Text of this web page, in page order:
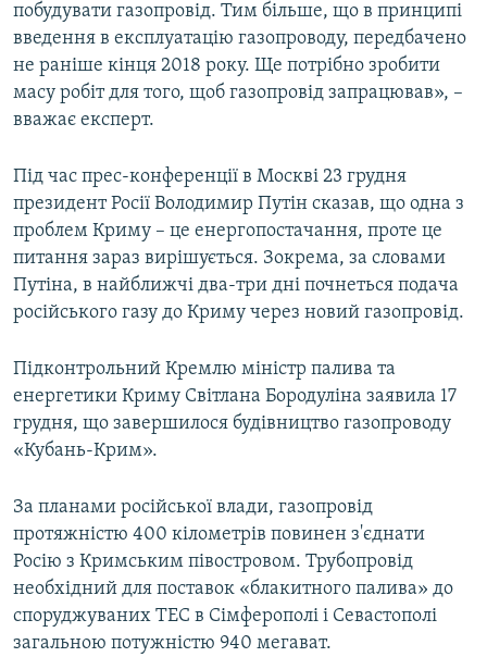
побудувати газопровід. Тим більше, що в принципі
введення в експлуатацію газопроводу, передбачено
не раніше кінця 2018 року. Ще потрібно зробити
масу робіт для того, щоб газопровід запрацював», –
вважає експерт.
Під час прес-конференції в Москві 23 грудня
президент Росії Володимир Путін сказав, що одна з
проблем Криму – це енергопостачання, проте це
питання зараз вирішується. Зокрема, за словами
Путіна, в найближчі два-три дні почнеться подача
російського газу до Криму через новий газопровід.
Підконтрольний Кремлю міністр палива та
енергетики Криму Світлана Бородуліна заявила 17
грудня, що завершилося будівництво газопроводу
«Кубань-Крим».
За планами російської влади, газопровід
протяжністю 400 кілометрів повинен з'єднати
Росію з Кримським півостровом. Трубопровід
необхідний для поставок «блакитного палива» до
споруджуваних ТЕС в Сімферополі і Севастополі
загальною потужністю 940 мегават.